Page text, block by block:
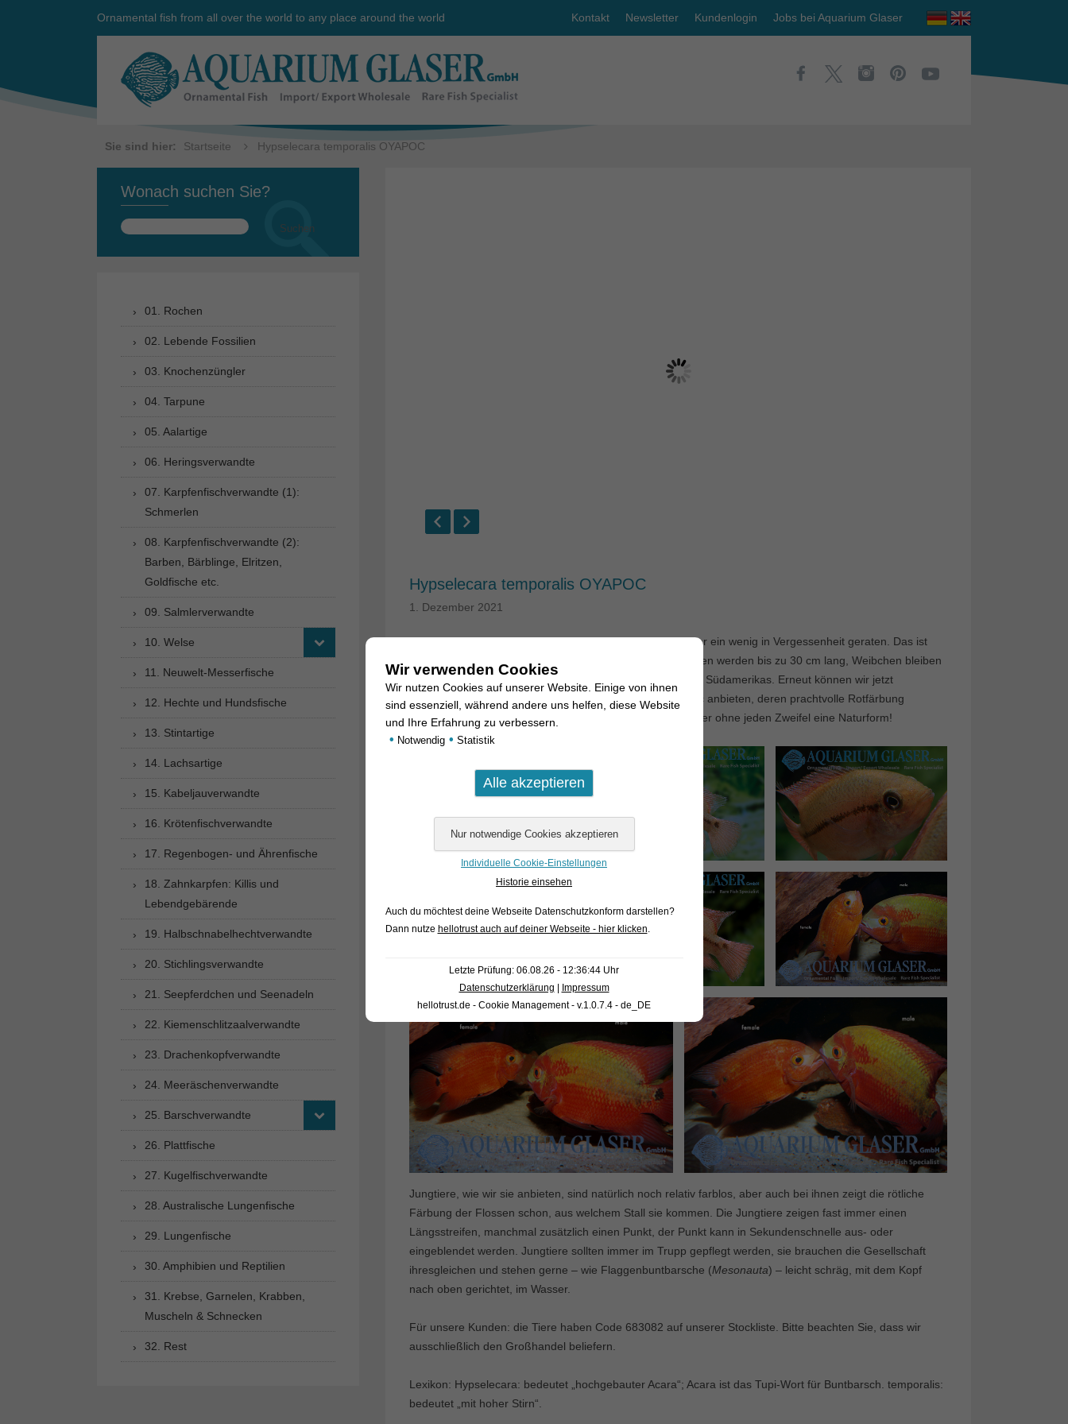
Ornamental fish from all over the world to any place around the world Kontakt Newsletter Kundenlogin Jobs bei Aquarium Glaser
Sie sind hier: Startseite Hypselecara temporalis OYAPOC
Hypselecara temporalis OYAPOC
1. Dezember 2021
Der Weinrote Buntbarsch oder Smaragdbuntarsch ist leider ein wenig in Vergessenheit geraten. Das ist
schade, denn dieser eindruckvolle Großcichlide – Männchen werden bis zu 30 cm lang, Weibchen bleiben
erheblich kleiner – gehört zu den schönsten Buntbarschen Südamerikas. Erneut können wir jetzt
Nachzuchten eine Fundortpopulation aus dem Rio Oyapoc anbieten, deren prachtvolle Rotfärbung
aussieht, als handele es sich um eine Zuchtform. Es ist aber ohne jeden Zweifel eine Naturform!
Jungtiere, wie wir sie anbieten, sind natürlich noch relativ farblos, aber auch bei ihnen zeigt die rötliche
Färbung der Flossen schon, aus welchem Stall sie kommen. Die Jungtiere zeigen fast immer einen
Längsstreifen, manchmal zusätzlich einen Punkt, der Punkt kann in Sekundenschnelle aus- oder
eingeblendet werden. Jungtiere sollten immer im Trupp gepflegt werden, sie brauchen die Gesellschaft
ihresgleichen und stehen gerne – wie Flaggenbuntbarsche (Mesonauta) – leicht schräg, mit dem Kopf
nach oben gerichtet, im Wasser.
Für unsere Kunden: die Tiere haben Code 683082 auf unserer Stockliste. Bitte beachten Sie, dass wir
ausschließlich den Großhandel beliefern.
Lexikon: Hypselecara: bedeutet „hochgebauter Acara“; Acara ist das Tupi-Wort für Buntbarsch. temporalis:
bedeutet „mit hoher Stirn“.
Wonach suchen Sie?
Suchen
01. Rochen
02. Lebende Fossilien
03. Knochenzüngler
04. Tarpune
05. Aalartige
06. Heringsverwandte
07. Karpfenfischverwandte (1):
Schmerlen
08. Karpfenfischverwandte (2):
Barben, Bärblinge, Elritzen,
Goldfische etc.
09. Salmlerverwandte
10. Welse
11. Neuwelt-Messerfische
12. Hechte und Hundsfische
13. Stintartige
14. Lachsartige
15. Kabeljauverwandte
16. Krötenfischverwandte
17. Regenbogen- und Ährenfische
18. Zahnkarpfen: Killis und
Lebendgebärende
19. Halbschnabelhechtverwandte
20. Stichlingsverwandte
21. Seepferdchen und Seenadeln
22. Kiemenschlitzaalverwandte
23. Drachenkopfverwandte
24. Meeräschenverwandte
25. Barschverwandte
26. Plattfische
27. Kugelfischverwandte
28. Australische Lungenfische
29. Lungenfische
30. Amphibien und Reptilien
31. Krebse, Garnelen, Krabben,
Muscheln & Schnecken
32. Rest
Wir verwenden Cookies
Wir nutzen Cookies auf unserer Website. Einige von ihnen
sind essenziell, während andere uns helfen, diese Website
und Ihre Erfahrung zu verbessern.
• Notwendig • Statistik
Individuelle Cookie-Einstellungen
Historie einsehen
Auch du möchtest deine Webseite Datenschutzkonform darstellen?
Dann nutze hellotrust auch auf deiner Webseite - hier klicken
Letzte Prüfung: 06.08.26 - 12:36:44 Uhr
Datenschutzerklärung | Impressum
hellotrust.de - Cookie Management - v.1.0.7.4 - de_DE